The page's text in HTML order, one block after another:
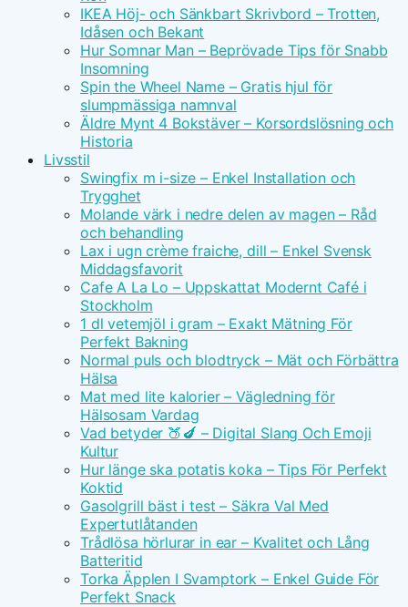
IKEA Höj- och Sänkbart Skrivbord – Trotten,
Idåsen och Bekant
Hur Somnar Man – Beprövade Tips för Snabb
Insomning
Spin the Wheel Name – Gratis hjul för
slumpmässiga namnval
Äldre Mynt 4 Bokstäver – Korsordslösning och
Historia
Livsstil
Swingfix m i-size – Enkel Installation och
Trygghet
Molande värk i nedre delen av magen – Råd
och behandling
Lax i ugn crème fraiche, dill – Enkel Svensk
Middagsfavorit
Cafe A La Lo – Uppskattat Modernt Café i
Stockholm
1 dl vetemjöl i gram – Exakt Mätning För
Perfekt Bakning
Normal puls och blodtryck – Mät och Förbättra
Hälsa
Mat med lite kalorier – Vägledning för
Hälsosam Vardag
Vad betyder 🍑🍆 – Digital Slang Och Emoji
Kultur
Hur länge ska potatis koka – Tips För Perfekt
Koktid
Gasolgrill bäst i test – Säkra Val Med
Expertutlåtanden
Trådlösa hörlurar in ear – Kvalitet och Lång
Batteritid
Torka Äpplen I Svamptork – Enkel Guide För
Perfekt Snack